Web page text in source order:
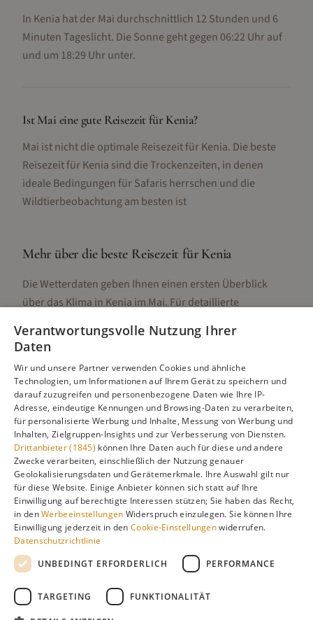
In Kenia hat der Mai durchschnittlich 12 Stunden und 6
Minuten Tageslicht. Die Sonne geht gegen 06:22 Uhr auf
und um 18:29 Uhr unter.
Ist Mai eine gute Reisezeit für Kenia?
Mai ist nicht die optimale Reisezeit für Kenia. Die beste
Reisezeit für Kenia sind die Trockenzeiten, in denen
ideale Bedingungen für Safaris herrschen und die
Wildtierbeobachtung am besten ist
Mehr über die beste Reisezeit für Kenia
Die Wetterdaten geben Ihnen einen ersten Überblick
über das Klima in Kenia im Mai. Für detaillierte
Unterschieden, Aktivitäten und Reisetipps besuchen Sie
Alle Infos zur besten ReisezeitKenia
Gefällt dir diese Seite? Teile sie auf Pinterest!
Auf Pinterest merken
Verantwortungsvolle Nutzung Ihrer
Daten
Wir und unsere Partner verwenden Cookies und ähnliche
Technologien, um Informationen auf Ihrem Gerät zu speichern und
darauf zuzugreifen und personenbezogene Daten wie Ihre IP-
Adresse, eindeutige Kennungen und Browsing-Daten zu verarbeiten,
für personalisierte Werbung und Inhalte, Messung von Werbung und
Inhalten, Zielgruppen-Insights und zur Verbesserung von Diensten.
Drittanbieter (1845) können Ihre Daten auch für diese und andere
Zwecke verarbeiten, einschließlich der Nutzung genauer
Geolokalisierungsdaten und Gerätemerkmale. Ihre Auswahl gilt nur
für diese Website. Einige Anbieter können sich statt auf Ihre
Einwilligung auf berechtigte Interessen stützen; Sie haben das Recht,
in denWerbeeinstellungen Widerspruch einzulegen. Sie können Ihre
Einwilligung jederzeit in denCookie-Einstellungenwiderrufen.
Datenschutzrichtlinie
UNBEDINGT ERFORDERLICH
PERFORMANCE
TARGETING FUNKTIONALITÄT